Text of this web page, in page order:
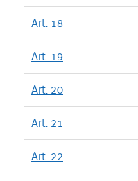
Art. 18
Art. 19
Art. 20
Art. 21
Art. 22